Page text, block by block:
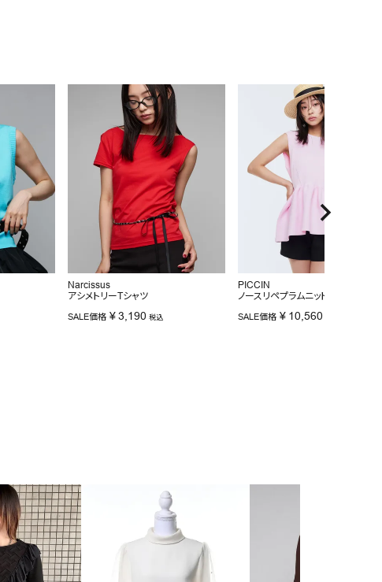
Narcissus
アシメトリーTシャツ
SALE価格 ¥ 3,190 税込
PICCIN
ノースリペプラムニット
SALE価格 ¥ 10,560